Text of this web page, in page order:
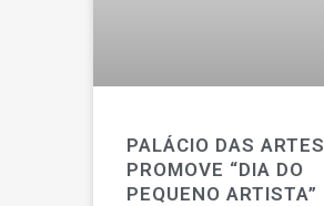
PALÁCIO DAS ARTES
PROMOVE “DIA DO
PEQUENO ARTISTA”